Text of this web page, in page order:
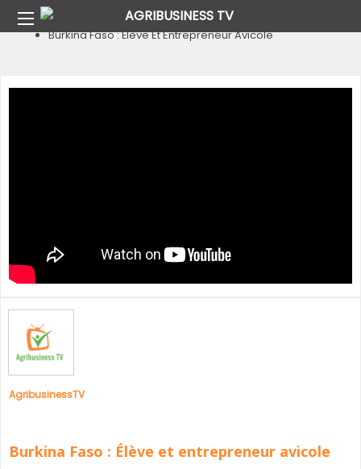
Bien-Être Animal
Burkina Faso : Élève Et Entrepreneur Avicole
AgribusinessTV
Burkina Faso : Élève et entrepreneur avicole